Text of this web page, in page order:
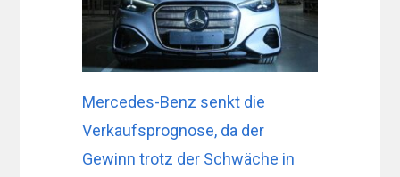
Mercedes-Benz senkt die
Verkaufsprognose, da der
Gewinn trotz der Schwäche in